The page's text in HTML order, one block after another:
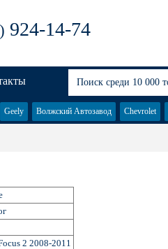
924-14-74
Geely Волжский Автозавод Chevrolet
2 2008-2011